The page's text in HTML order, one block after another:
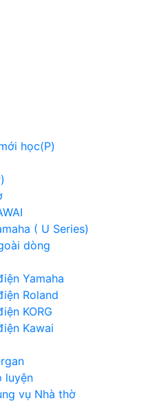
học(P)
( U Series)
dòng
Yamaha
Roland
KORG
Kawai
luyện
vụ Nhà thờ